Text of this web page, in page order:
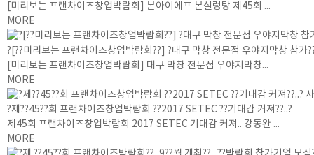
[미리보는 프랜차이즈창업박람회] 본아이에프 본설렁탕 제45회 ...
MORE
?[??미리보는 프랜차이즈창업박람회??] ?대구 막창 전문점 우야지막창 참가
[미리보는 프랜차이즈창업박람회] 대구 막창 전문점 우야지막창...
MORE
?제??45??회 프랜차이즈창업박람회 ??2017 SETEC ??기대감 커져??..?
제45회 프랜차이즈창업박람회 2017 SETEC 기대감 커져.. 강동완 ...
MORE